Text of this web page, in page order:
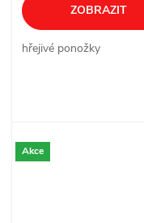
ZOBRAZIT
hřejivé ponožky
Akce